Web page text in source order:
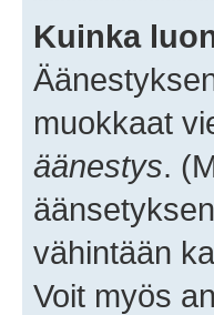
Kuinka
muokkaat
äänestys.
vähintään
Voit myös